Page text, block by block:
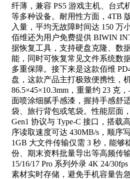
纤薄，兼容 PS5 游戏主机、台式
等多种设备。耐用性方面，4TB
入量，平均无故障时间达 150 万
佰维还为用户免费提供 BIWIN
据恢复工具，支持硬盘克隆、数
能，同时可恢复常见文件系统数
多重保障。接下来是这款佰维
盘，这款产品主打极致便携性，
86.5×45×10.3mm，重量约 23 克
面喷涂细腻手感漆，握持手感舒
袋、旅行背包或笔袋。性能层面
Gen1 协议与 Type-C 接口，搭载
序读取速度可达 430MB/s，顺序
1GB 大文件传输仅需 3 秒，能够
份、期末资料批量导出等高频传
15/16/17 Pro 系列外录 4K 24/
素材实时存储，避免手机容量告急